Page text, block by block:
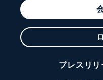
プレスリ